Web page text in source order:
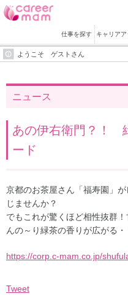
仕事を探す キャリアア
ようこそ ゲストさん
ニュース
あの伊右衛門？！
ード
京都のお茶屋さん「福寿園」
じませんか？
でもこれが驚くほど相性抜群
んの～り緑茶の香りが広がる・
https://corp.c-mam.co.jp/
Tweet